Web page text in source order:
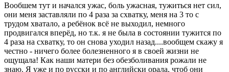
Вообшем тут и начался ужас, боль ужасная, тужиться нет сил,
они меня заставляли по 4 раза за схватку, меня на 3 то с
трудом хватало, а ребёнок всё не выходил, немного
продвигался вперёд, но т.к. я не была в состоянии тужится по
4 раза на схватку, то он снова уходил назад....вообщем скажу я
честно - ничего более болезненного я в своей жизни не
ощущала! Как наши матери без обезболивания рожали не
знаю. Я уже и по русски и по английски орала, чтоб они